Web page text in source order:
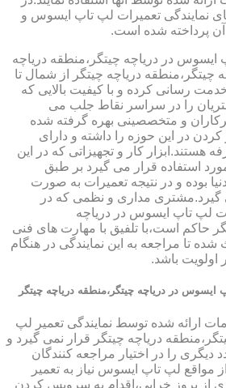
نمایندگی تعمیرات لپ تاپ ایسوس و
پرداخته شده است.
ایسوس در دریاچه چیتگر،منطقه دریاچه
چیتگر،منطقه دریاچه چیتگر از شمال تا
رسانی کرده و با کیفیت بالایی که
را در سراسر نقاط جلب می
و متخصصینی بهره گرفته شده
در این حوزه را داشته و دارای
هستند.ابزار کار و تجهیزاتی که در این
استفاده قرار می گیرد بر طبق
دنیا بوده و در نتیجه تعمیرات به صورت
گیرد.مشتری مداری و نظمی که در
لپ تاپ ایسوس در دریاچه
حاکم است،با تلفیق با مهارت های فنی
تا مراجعه به این نمایندگی در هنگام
باشد.
ایسوس در دریاچه چیتگر،منطقه دریاچه چیتگر
ارائه شده توسط نمایندگی تعمیر لپ
دریاچه چیتگر قرار نمی گیرد و
را در اختیار مراجعه کنندگان
مواقع لپ تاپ ایسوس نیاز به تعمیر
از بروز خرابی،اقدام به سرویس کردن